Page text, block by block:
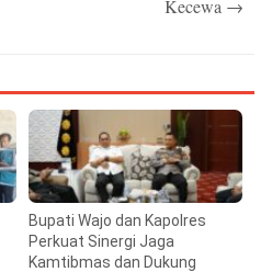
Kecewa →
Bupati Wajo dan Kapolres
Perkuat Sinergi Jaga
Kamtibmas dan Dukung